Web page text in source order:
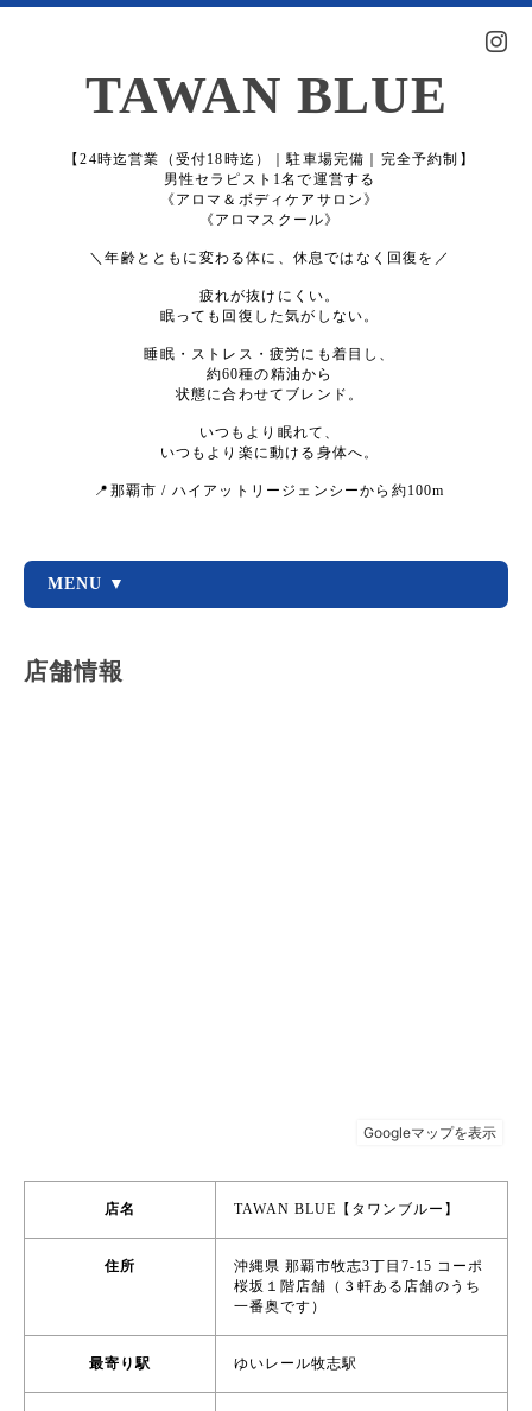
TAWAN BLUE
【24時迄営業（受付18時迄）｜駐車場完備｜完全予約制】
男性セラピスト1名で運営する
《アロマ＆ボディケアサロン》
《アロマスクール》
＼年齢とともに変わる体に、休息ではなく回復を／
疲れが抜けにくい。
眠っても回復した気がしない。
睡眠・ストレス・疲労にも着目し、
約60種の精油から
状態に合わせてブレンド。
いつもより眠れて、
いつもより楽に動ける身体へ。
📍那覇市 / ハイアットリージェンシーから約100m
MENU ▼
店舗情報
店名 TAWAN BLUE【タワンブルー】
住所
沖縄県 那覇市牧志3丁目7-15 コーポ
桜坂１階店舗（３軒ある店舗のうち
一番奥です）
最寄り駅 ゆいレール牧志駅